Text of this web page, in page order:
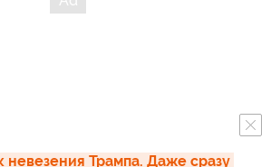
невезения Трампа. Даже сразу